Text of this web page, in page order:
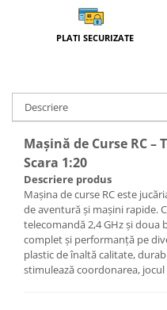
PLATI SECURIZATE
Descriere
Mașină de Curse RC –
Scara 1:20
Descriere produs
Mașina de curse RC este
de aventură și mașini rapide.
telecomandă 2,4 GHz și
complet și performanță pe
plastic de înaltă calitate,
stimulează coordonarea,